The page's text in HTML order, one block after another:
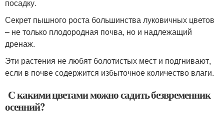
посадку.
Секрет пышного роста большинства луковичных цветов
– не только плодородная почва, но и надлежащий
дренаж.
Эти растения не любят болотистых мест и подгнивают,
если в почве содержится избыточное количество влаги.
С какими цветами можно садить безвременник
осенний?